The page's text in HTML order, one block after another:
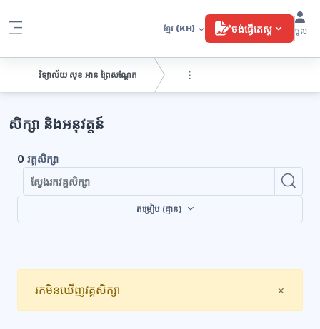
ខ្មែរ (KH) ចង់ធ្វើតេស្ត ចូល
ប្លុក
សិក្សា និងអនុវត្តន៍
វិទ្យាល័យ សុខ អាន ព្រៃសណ្តែក
0 វគ្គសិក្សា
ស្វែងរក
តម្រៀប (គ្មាន)
×
រកមិនឃើញវគ្គសិក្សា